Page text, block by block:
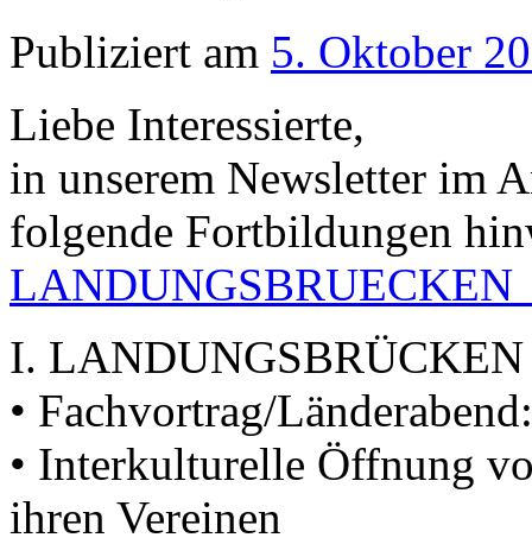
Publiziert am 5. Oktober
Liebe Interessierte,
in unserem Newsletter im
folgende Fortbildungen
I.
• Fachvortrag/
• Interkulturelle Öffnung
ihren Vereinen